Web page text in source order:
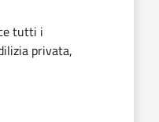
tutti i
privata,